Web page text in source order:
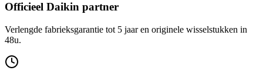
Officieel Daikin partner
Verlengde fabrieksgarantie tot 5 jaar en originele wisselstukken in
48u.